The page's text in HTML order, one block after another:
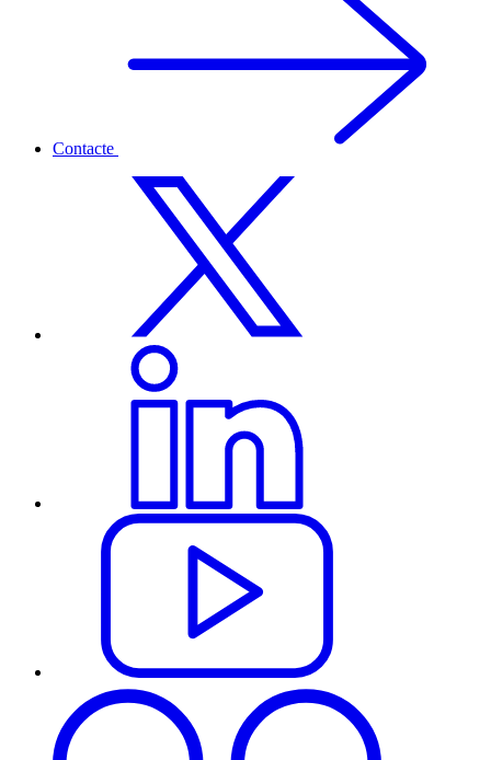
Contacte